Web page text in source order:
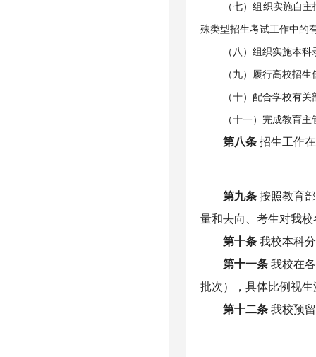
（七）组织实施自
殊类型招生考试工作中的
（八）组织实施本
（九）履行高校招
（十）配合学校有
（十一）完成教育
第八条 招生工作
第九条 按照教育
量和去向、考生对我
第十条 我校本科
第十一条 我校在
批次），具体比例视
第十二条 我校预